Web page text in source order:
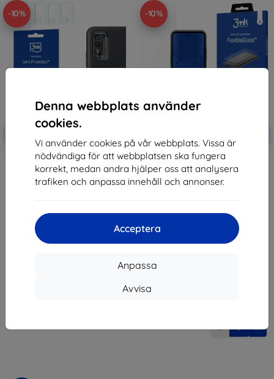
Denna webbplats använder
cookies.
Vi använder cookies på vår webbplats. Vissa är
nödvändiga för att webbplatsen ska fungera
korrekt, medan andra hjälper oss att analysera
trafiken och anpassa innehåll och annonser.
Acceptera
Anpassa
Avvisa
-10%
Rabatt
kupong
3MK Lens Protect HMD XR21
Camera lens protection 4 pcs
136 kr
I lager > 5 st
-10%
kupong
3MK FlexibleGlass HMD XR21
Hybrid Glass
147 kr
I lager > 5 st
« 1 »